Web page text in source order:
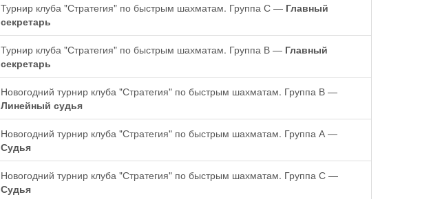
Турнир клуба "Стратегия" по быстрым шахматам. Группа С — Главный
секретарь
Турнир клуба "Стратегия" по быстрым шахматам. Группа В — Главный
секретарь
Новогодний турнир клуба "Стратегия" по быстрым шахматам. Группа В —
Линейный судья
Новогодний турнир клуба "Стратегия" по быстрым шахматам. Группа А —
Судья
Новогодний турнир клуба "Стратегия" по быстрым шахматам. Группа С —
Судья